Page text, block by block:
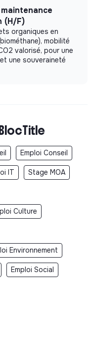
équipes IT et à
du personnel IT
propres
des Systèmes
événements
aux projets
sur
et des outils IT,
terrain globale. Le
d’un autre
(H/F)
organiques en
mobilité
valorisé, pour une
une souveraineté
Emploi Conseil
IT Stage MOA
Culture
Environnement
Emploi Social